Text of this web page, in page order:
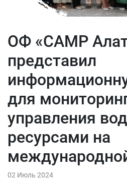
ОФ «САМР
представил
для
управления
ресурсами на
02 Июль 2024